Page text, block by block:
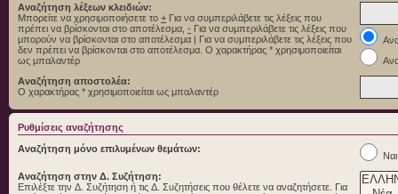
Αναζήτηση λέξεων κλειδιών:
Μπορείτε να χρησιμοποιήσετε το + Για να συμπεριλάβετε τις λέξεις που
πρέπει να βρίσκονται στο αποτέλεσμα, - Για να συμπεριλάβετε τις λέξεις που
μπορούν να βρίσκονται στο αποτέλεσμα | Για να συμπεριλάβετε τις λέξεις που
δεν πρέπει να βρίσκονται στο αποτέλεσμα. Ο χαρακτήρας * χρησιμοποιείται
ως μπαλαντέρ
Αναζήτηση αποστολέα:
Ο χαρακτήρας * χρησιμοποιείται ως μπαλαντέρ
Ρυθμίσεις αναζήτησης
Αναζήτηση μόνο επιλυμένων θεμάτων:
Ναι
Αναζήτηση στην Δ. Συζήτηση:
Επιλέξτε την Δ. Συζήτηση ή τις Δ. Συζητήσεις που θέλετε να αναζητήσετε. Για